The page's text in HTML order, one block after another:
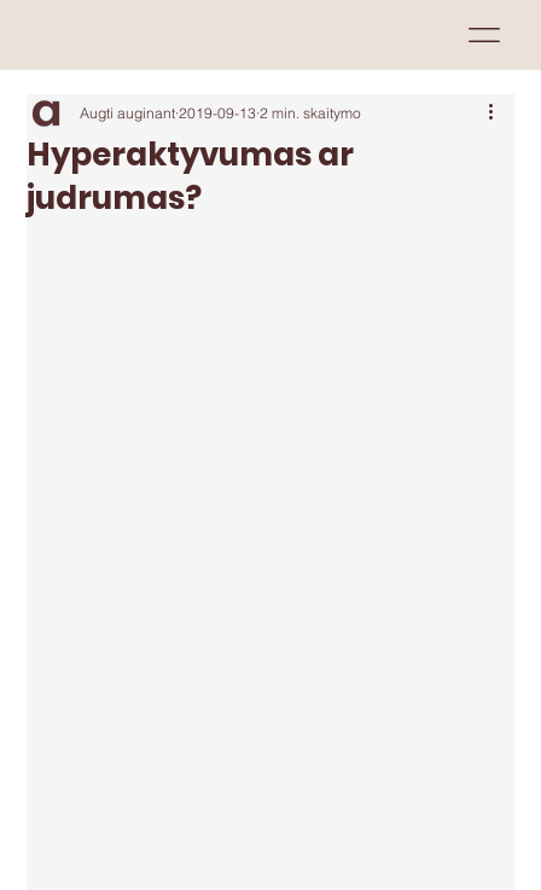
Hyperaktyvumas ar
judrumas?
Augti auginant 2019-09-13 2 min. skaitymo